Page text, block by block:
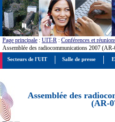
Page principale : UIT-R : Conférences et
Assemblée des radiocommunications 2007
Assemblée des
(AR-
Secteurs de l'UIT Salle de presse